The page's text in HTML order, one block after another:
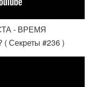
- ВРЕМЯ
#236 )